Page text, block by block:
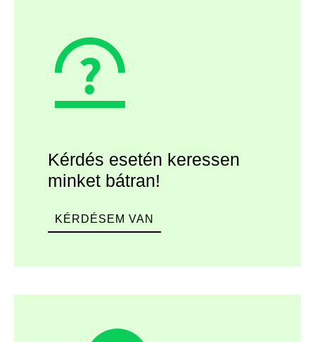
Kérdés esetén keressen
minket bátran!
KÉRDÉSEM VAN